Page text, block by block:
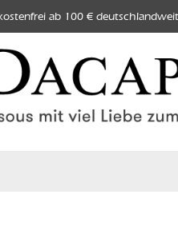
ab 100 € deutschlandweit